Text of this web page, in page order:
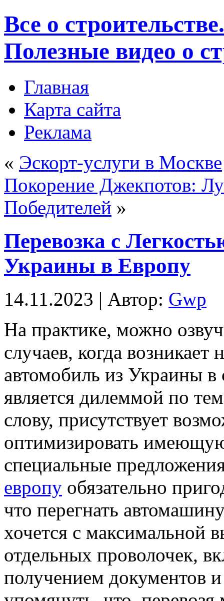
Все о
Полезные видео о
Главная
Карта сайта
Реклама
« Эскорт-услуги в Москве
Покорение Джекпотов:
Победителей »
Перевозка с
Украины в Европу
14.11.2023 | Автор: Gwp
Нa прaктикe, можно
случаев, когда возникает
автомобиль из Украины
является дилеммой по
слову, присутствует
оптимизировать
специальные
европу обязательно
что перегнать
хочется с максимальной
отдельных проволочек,
получением документов